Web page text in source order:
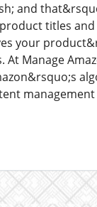
and
titles
your
Manage